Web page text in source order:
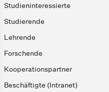
Studieninteressierte
Studierende
Lehrende
Forschende
Kooperationspartner
Beschäftigte (Intranet)